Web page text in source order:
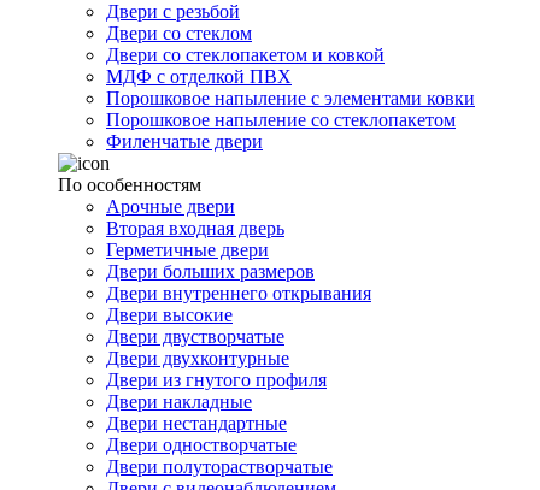
Двери с резьбой
Двери со стеклом
Двери со стеклопакетом и ковкой
МДФ с отделкой ПВХ
Порошковое напыление с элементами ковки
Порошковое напыление со стеклопакетом
Филенчатые двери
По особенностям
Арочные двери
Вторая входная дверь
Герметичные двери
Двери больших размеров
Двери внутреннего открывания
Двери высокие
Двери двустворчатые
Двери двухконтурные
Двери из гнутого профиля
Двери накладные
Двери нестандартные
Двери одностворчатые
Двери полуторастворчатые